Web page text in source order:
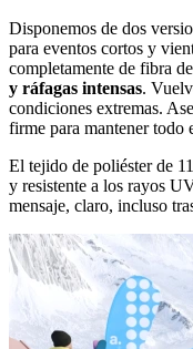
Disponemos de dos
para eventos cortos y
completamente de fibra
y ráfagas intensas.
condiciones extremas.
firme para mantener todo
El tejido de poliéster de
y resistente a los rayos
mensaje, claro, incluso